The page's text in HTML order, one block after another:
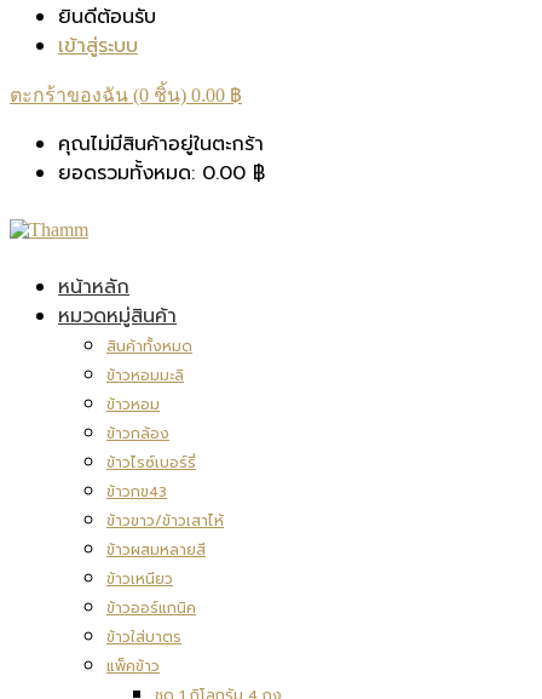
ยินดีต้อนรับ
เข้าสู่ระบบ
ตะกร้าของฉัน (0 ชิ้น) 0.00 ฿
คุณไม่มีสินค้าอยู่ในตะกร้า
ยอดรวมทั้งหมด: 0.00 ฿
หน้าหลัก
หมวดหมู่สินค้า
สินค้าทั้งหมด
ข้าวหอมมะลิ
ข้าวหอม
ข้าวกล้อง
ข้าวไรซ์เบอร์รี่
ข้าวกข43
ข้าวขาว/ข้าวเสาไห้
ข้าวผสมหลายสี
ข้าวเหนียว
ข้าวออร์แกนิค
ข้าวใส่บาตร
แพ็คข้าว